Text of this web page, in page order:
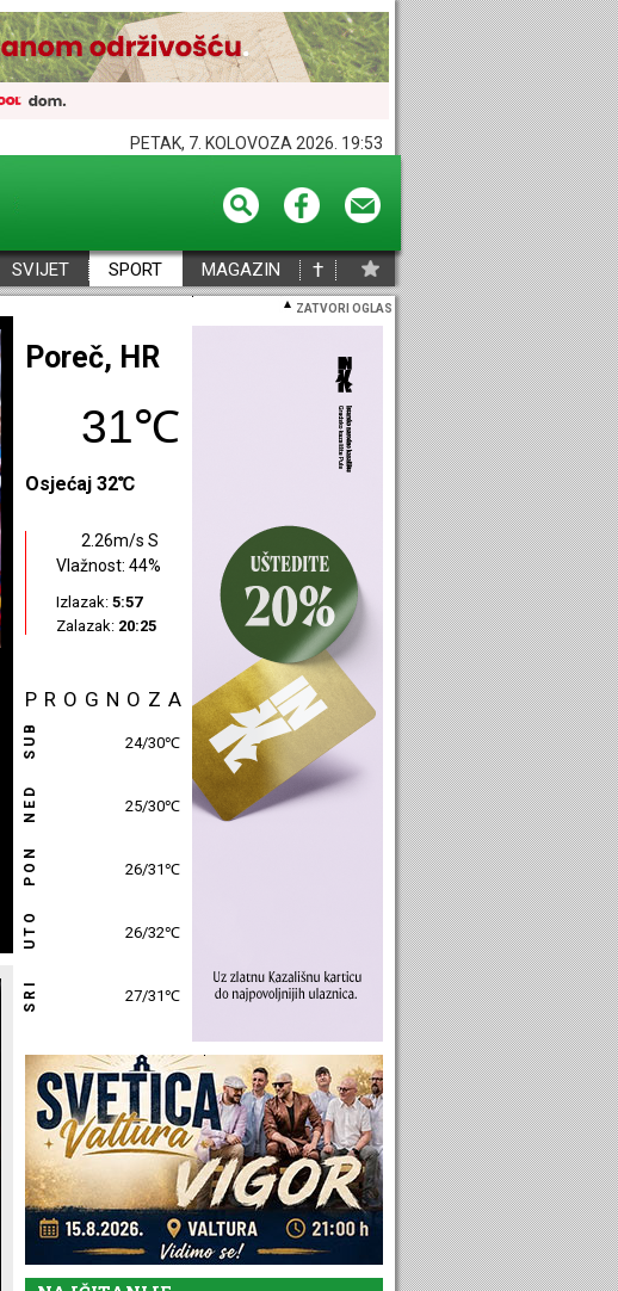
PETAK, 7. KOLOVOZA 2026. 19:53
SVIJET SPORT MAGAZIN †
ZATVORI OGLAS
Poreč, HR
31℃
Osjećaj 32℃
2.26m/s S
Vlažnost: 44%
Izlazak: 5:57
Zalazak: 20:25
PROGNOZA
SUB 24/30℃
NED 25/30℃
PON 26/31℃
UTO 26/32℃
SRI 27/31℃